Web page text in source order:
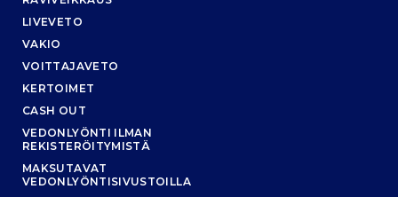
LIVEVETO
VAKIO
VOITTAJAVETO
KERTOIMET
CASH OUT
VEDONLYÖNTI ILMAN
REKISTERÖITYMISTÄ
MAKSUTAVAT
VEDONLYÖNTISIVUSTOILLA